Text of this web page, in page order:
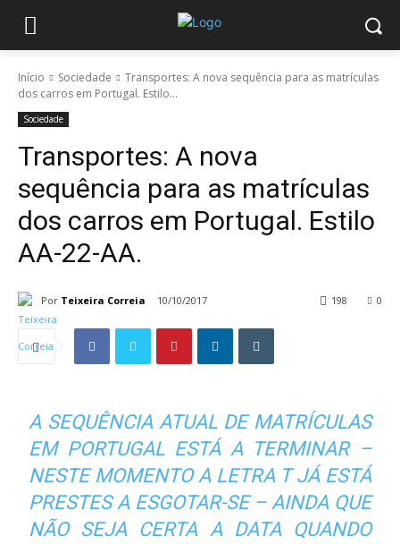
Início Sociedade
Transportes: A nova sequência para as matrículas
dos carros em Portugal. Estilo...
Sociedade
Transportes: A nova
sequência para as matrículas
dos carros em Portugal. Estilo
AA-22-AA.
Por Teixeira Correia 10/10/2017 0
198
A SEQUÊNCIA ATUAL DE MATRÍCULAS
EM PORTUGAL ESTÁ A TERMINAR –
NESTE MOMENTO A LETRA T JÁ ESTÁ
PRESTES A ESGOTAR-SE – AINDA QUE
NÃO SEJA CERTA A DATA QUANDO